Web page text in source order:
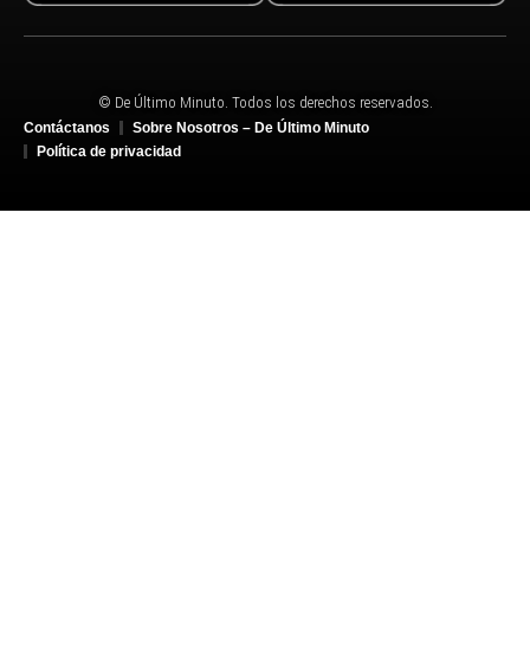
© De Último Minuto. Todos los derechos reservados.
Contáctanos
Sobre Nosotros – De Último Minuto
Política de privacidad